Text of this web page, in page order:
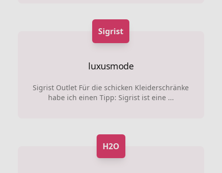
Sigrist
luxusmode
Sigrist Outlet Für die schicken Kleiderschränke
habe ich einen Tipp: Sigrist ist eine ...
H2O